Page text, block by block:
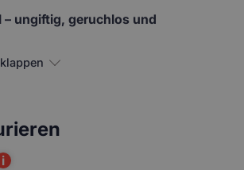
– ungiftig, geruchlos und
i